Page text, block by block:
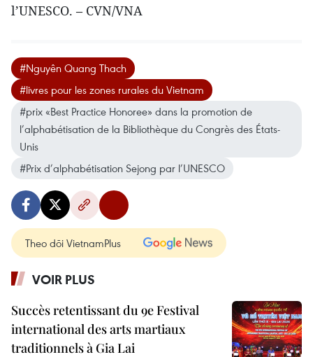
l’UNESCO. – CVN/VNA
#Nguyên Quang Thach
#livres pour les zones rurales du Vietnam
#prix «Best Practice Honoree» dans la promotion de
l’alphabétisation de la Bibliothèque du Congrès des États-
Unis
#Prix d’alphabétisation Sejong par l’UNESCO
Theo dõi VietnamPlus
VOIR PLUS
Succès retentissant du 9e Festival
international des arts martiaux
traditionnels à Gia Lai